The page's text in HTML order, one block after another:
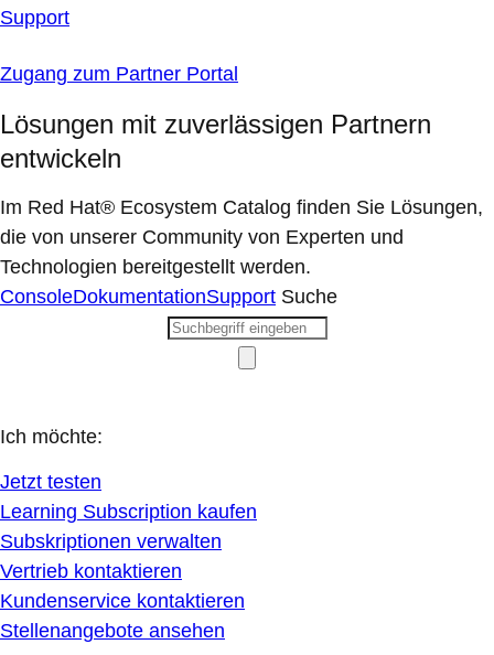
Support
Zugang zum Partner Portal
Lösungen mit zuverlässigen Partnern
entwickeln
Im Red Hat® Ecosystem Catalog finden Sie Lösungen,
die von unserer Community von Experten und
Technologien bereitgestellt werden.
ConsoleDokumentationSupport Suche
Ich möchte:
Jetzt testen
Learning Subscription kaufen
Subskriptionen verwalten
Vertrieb kontaktieren
Kundenservice kontaktieren
Stellenangebote ansehen